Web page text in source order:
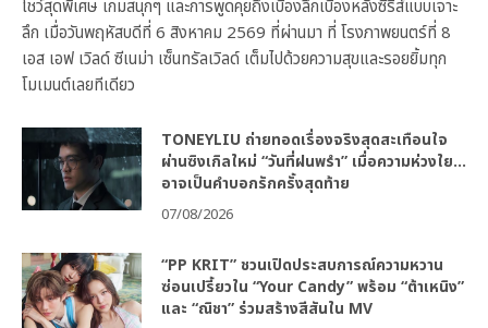
โชว์สุดพิเศษ เกมสนุกๆ และการพูดคุยถึงเบื้องลึกเบื้องหลังซีรีส์แบบเจาะ
ลึก เมื่อวันพฤหัสบดีที่ 6 สิงหาคม 2569 ที่ผ่านมา ที่ โรงภาพยนตร์ที่ 8
เอส เอฟ เวิลด์ ซีเนม่า เซ็นทรัลเวิลด์ เต็มไปด้วยความสุขและรอยยิ้มทุก
โมเมนต์เลยทีเดียว
TONEYLIU ถ่ายทอดเรื่องจริงสุดสะเทือนใจ
ผ่านซิงเกิลใหม่ “วันที่ฝนพรำ” เมื่อความห่วงใย…
อาจเป็นคำบอกรักครั้งสุดท้าย
07/08/2026
“PP KRIT” ชวนเปิดประสบการณ์ความหวาน
ซ่อนเปรี้ยวใน “Your Candy” พร้อม “ต้าเหนิง”
และ “ณิชา” ร่วมสร้างสีสันใน MV